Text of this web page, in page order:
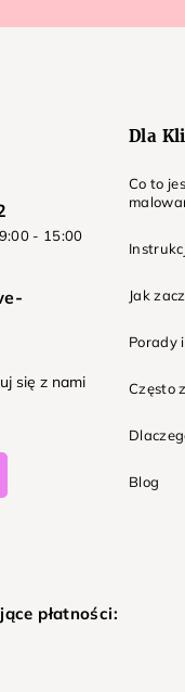
- 15:00
się z nami
Dla
Co to
Jak
Porady
Często
Blog
płatności: